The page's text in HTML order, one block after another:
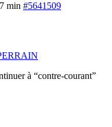
min #5641509
à “contre-courant”